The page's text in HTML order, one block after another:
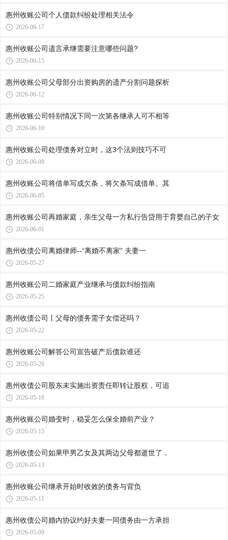
惠州收账公司​个人债款纠纷处理相关法令
2026-06-17
惠州收账公司​遗言承继需要注意哪些问题?
2026-06-15
惠州收账公司​父母部分出资购房的遗产分割问题探析
2026-06-12
惠州收账公司​特别情况下同一次第各继承人可不相等
2026-06-10
惠州收账公司​处理债务对立时，这3个法则技巧不可
2026-06-08
惠州收账公司​将借单写成欠条，将欠条写成借单。其
2026-06-05
惠州收账公司再婚家庭，亲生父母一方私行告贷用于育婴自己的子女
2026-06-01
惠州收债公司​离婚律师--“离婚不离家” 夫妻一
2026-05-27
惠州收账公司​二婚家庭产业继承与债款纠纷指南
2026-05-25
惠州收债公司​丨父母的债务需子女偿还吗？
2026-05-22
惠州收账公司​解答公司宣告破产后债款谁还
2026-05-20
惠州收债公司​股东未实施出资责任即转让股权，可追
2026-05-18
惠州收账公司​婚变时，稳妥怎么保全婚前产业？
2026-05-15
惠州收债公司​如果甲男乙女及其两边父母都逝世了，
2026-05-13
惠州收账公司​继承开始时收效的债务与背负
2026-05-11
惠州收债公司​婚内协议约好夫妻一同债务由一方承担
2026-05-09